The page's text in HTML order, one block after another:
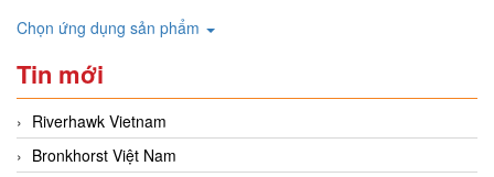
Chọn ứng dụng sản phẩm
Tin mới
Riverhawk Vietnam
Bronkhorst Việt Nam